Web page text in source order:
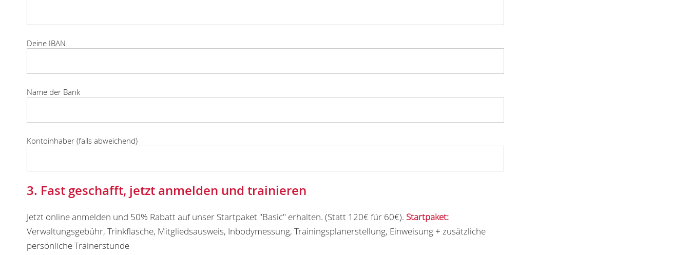
Deine IBAN
Name der Bank
Kontoinhaber (falls abweichend)
3. Fast geschafft, jetzt anmelden und trainieren
Jetzt online anmelden und 50% Rabatt auf unser Startpaket "Basic" erhalten. (Statt 120€ für 60€). Startpaket:
Verwaltungsgebühr, Trinkflasche, Mitgliedsausweis, Inbodymessung, Trainingsplanerstellung, Einweisung + zusätzliche
persönliche Trainerstunde